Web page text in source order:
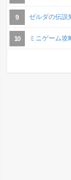
ゼルダの伝説
ミニゲーム攻